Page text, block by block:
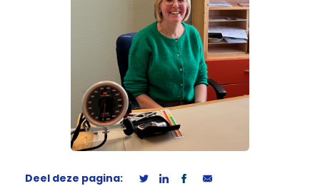
Deel deze pagina: